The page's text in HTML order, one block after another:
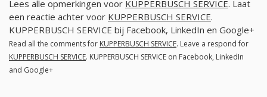
Lees alle opmerkingen voor KUPPERBUSCH SERVICE. Laat
een reactie achter voor KUPPERBUSCH SERVICE.
KUPPERBUSCH SERVICE bij Facebook, LinkedIn en Google+
Read all the comments for KUPPERBUSCH SERVICE. Leave a respond for
KUPPERBUSCH SERVICE. KUPPERBUSCH SERVICE on Facebook, LinkedIn
and Google+